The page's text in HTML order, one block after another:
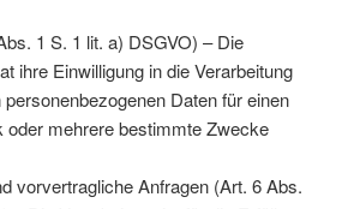
1 S. 1 lit. a) DSGVO) – Die
ihre Einwilligung in die Verarbeitung
Daten für einen
mehrere bestimmte Zwecke
vorvertragliche Anfragen (Art. 6 Abs.